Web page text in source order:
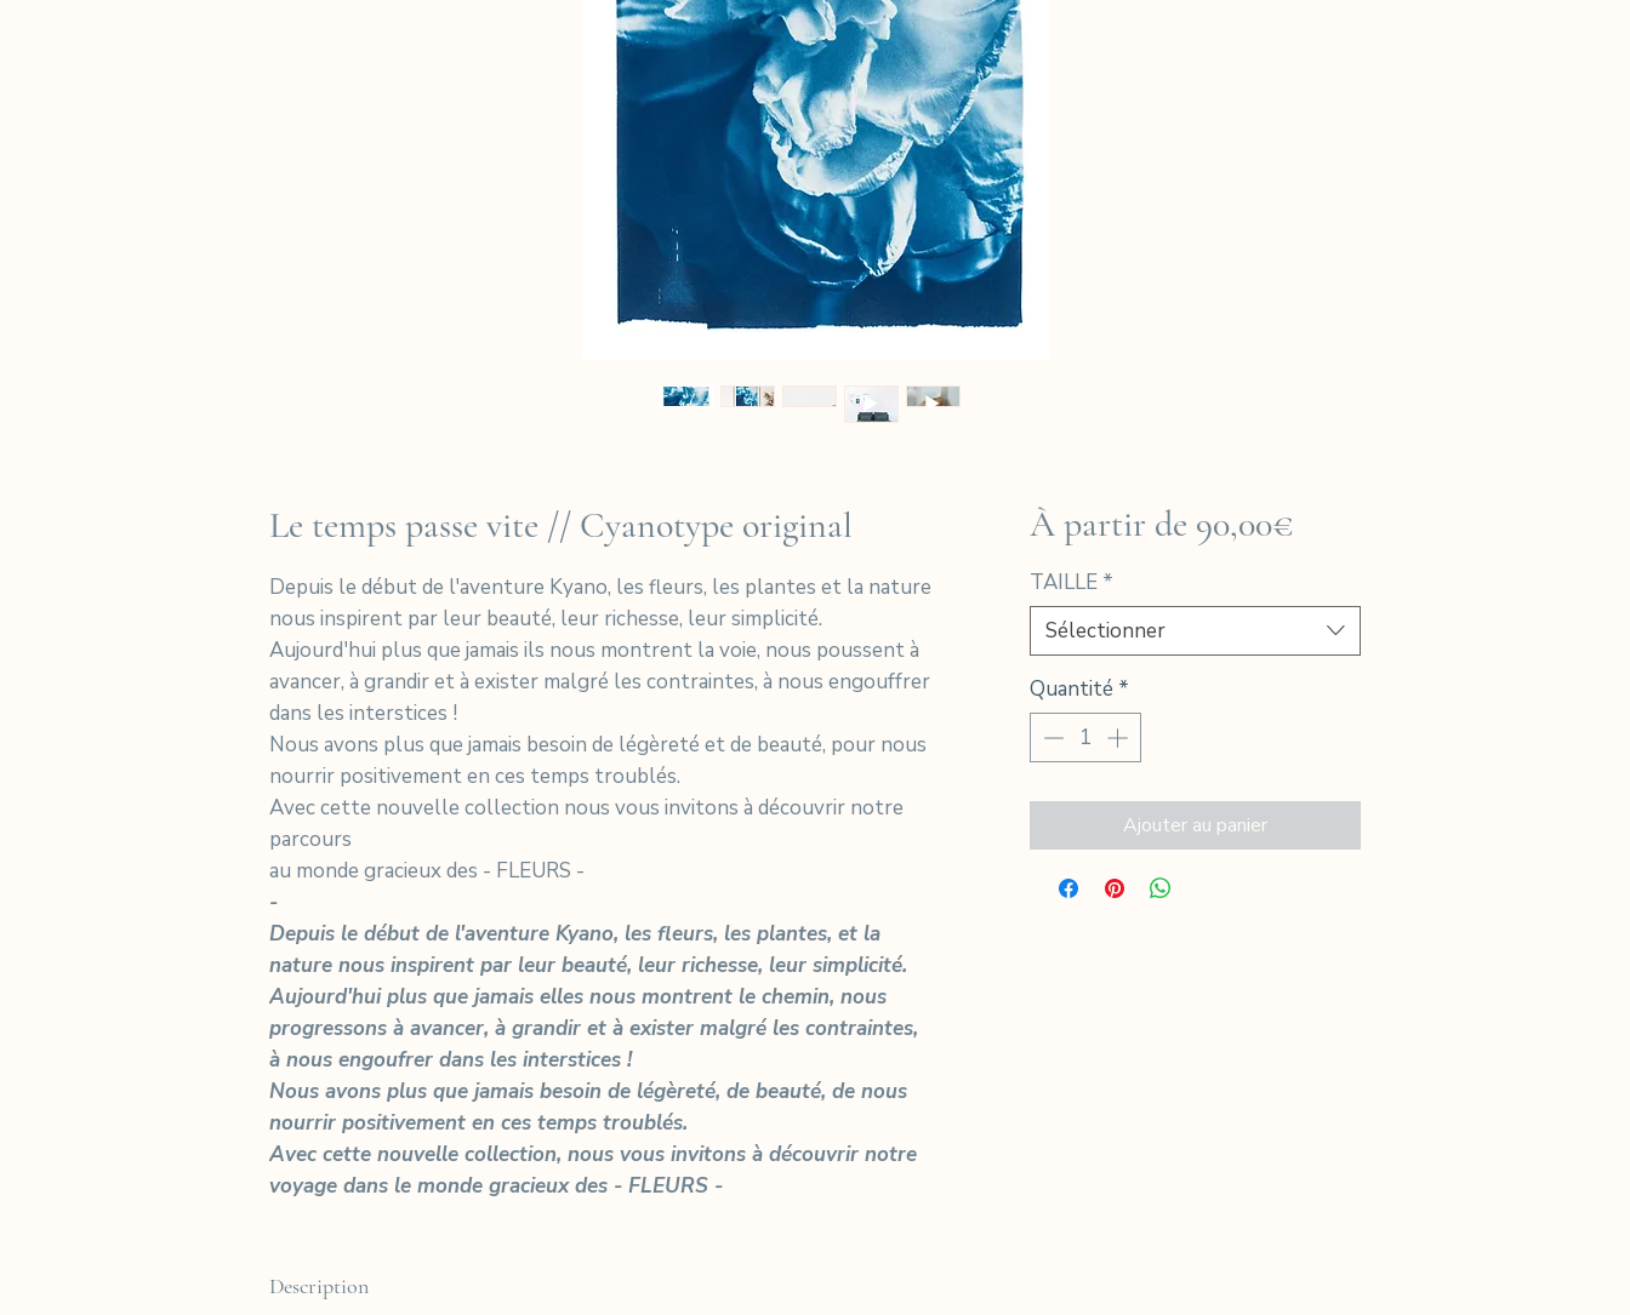
Le temps passe vite // Cyanotype original
Depuis le début de l'aventure Kyano, les fleurs, les plantes et la nature
nous inspirent par leur beauté, leur richesse, leur simplicité.
Aujourd'hui plus que jamais ils nous montrent la voie, nous poussent à
avancer, à grandir et à exister malgré les contraintes, à nous engouffrer
dans les interstices !
Nous avons plus que jamais besoin de légèreté et de beauté, pour nous
nourrir positivement en ces temps troublés.
Avec cette nouvelle collection nous vous invitons à découvrir notre
parcours
au monde gracieux des - FLEURS -
-
Depuis le début de l'aventure Kyano, les fleurs, les plantes, et la
nature nous inspirent par leur beauté, leur richesse, leur simplicité.
Aujourd'hui plus que jamais elles nous montrent le chemin, nous
progressons à avancer, à grandir et à exister malgré les contraintes,
à nous engoufrer dans les interstices !
Nous avons plus que jamais besoin de légèreté, de beauté, de nous
nourrir positivement en ces temps troublés.
Avec cette nouvelle collection, nous vous invitons à découvrir notre
voyage dans le monde gracieux des - FLEURS -
Description
À partir de 90,00€Prix
TAILLE *
Sélectionner
Quantité *
Ajouter au panier